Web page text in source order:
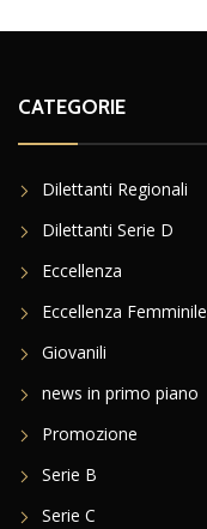
CATEGORIE
Dilettanti Regionali
Dilettanti Serie D
Eccellenza
Eccellenza Femminile
Giovanili
news in primo piano
Promozione
Serie B
Serie C